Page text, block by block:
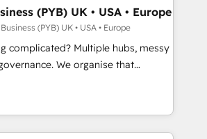
HubSpot CRM
delivered. AI visibility coverage
Claude, Perplexity, Gemini and
Award -
Impact Award - Platform
HubSpot Impact Award -
(PYB) UK • USA • Europe
(PYB) UK • USA • Europe
complicated? Multiple hubs, messy
We organise that
team can put HubSpot to work...
We help with: • CRM
reports, workflows, and team
from Salesforce, Pipedrive,